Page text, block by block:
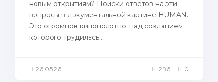
новым открытиям? Поиски ответов на эти
вопросы в документальной картине HUMAN.
Это огромное кинополотно, над созданием
которого трудилась...
26.05.26 286 0